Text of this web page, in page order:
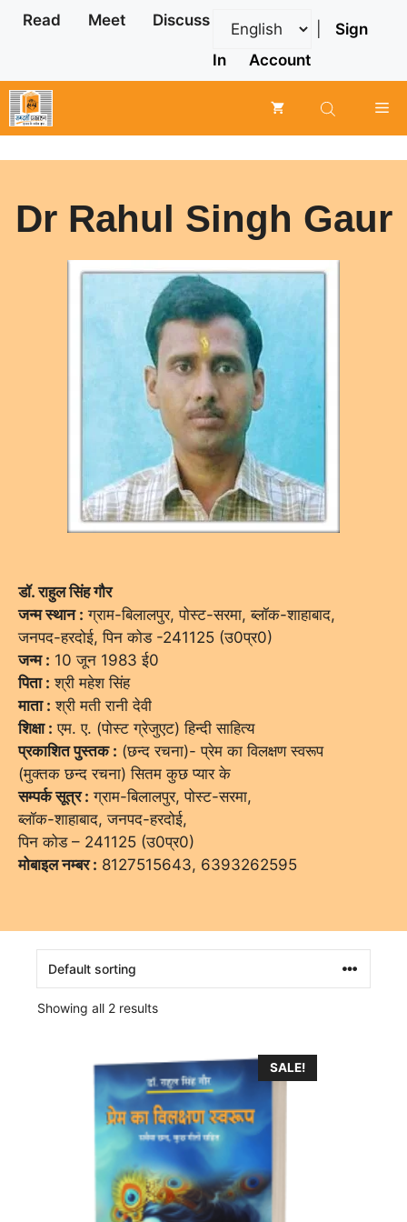
Skip
Read Meet Discuss
Sign
In
Account
Dr Rahul Singh Gaur
डॉ. राहुल सिंह गौर
जन्म स्थान : ग्राम-बिलालपुर, पोस्ट-सरमा, ब्लॉक-शाहाबाद,
जनपद-हरदोई, पिन कोड -241125 (उ0प्र0)
जन्म : 10 जून 1983 ई0
पिता : श्री महेश सिंह
माता : श्री मती रानी देवी
शिक्षा : एम. ए. (पोस्ट ग्रेजुएट) हिन्दी साहित्य
प्रकाशित पुस्तक : (छन्द रचना)- प्रेम का विलक्षण स्वरूप
(मुक्तक छन्द रचना) सितम कुछ प्यार के
सम्पर्क सूत्र : ग्राम-बिलालपुर, पोस्ट-सरमा,
ब्लॉक-शाहाबाद, जनपद-हरदोई,
पिन कोड – 241125 (उ0प्र0)
मोबाइल नम्बर : 8127515643, 6393262595
Showing all 2 results
SALE!